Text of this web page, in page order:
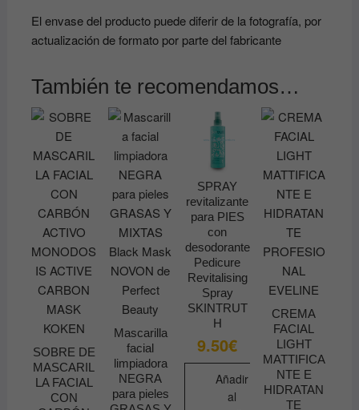
El envase del producto puede diferir de la fotografía, por
actualización de formato por parte del fabricante
También te recomendamos…
SOBRE DE
MASCARIL
LA FACIAL
CON
Mascarilla
facial
limpiadora
NEGRA
para pieles
SPRAY
revitalizante
para PIES
con
desodorante
Pedicure
Revitalising
Spray
SKINTRUT
H
9.50€
Añadir
al
CREMA
FACIAL
LIGHT
MATTIFICA
NTE E
HIDRATAN
TE